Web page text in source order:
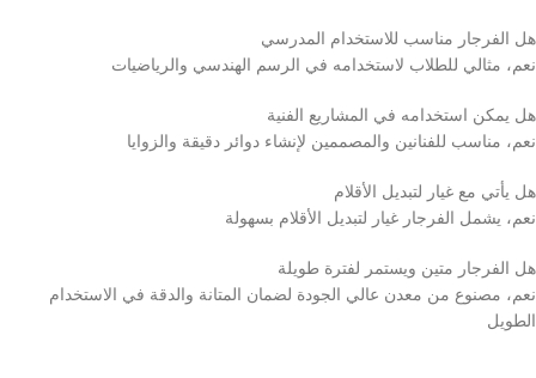
هل الفرجار مناسب للاستخدام المدرسي
نعم، مثالي للطلاب لاستخدامه في الرسم الهندسي والرياضيات
هل يمكن استخدامه في المشاريع الفنية
نعم، مناسب للفنانين والمصممين لإنشاء دوائر دقيقة والزوايا
هل يأتي مع غيار لتبديل الأقلام
نعم، يشمل الفرجار غيار لتبديل الأقلام بسهولة
هل الفرجار متين ويستمر لفترة طويلة
نعم، مصنوع من معدن عالي الجودة لضمان المتانة والدقة في الاستخدام
الطويل